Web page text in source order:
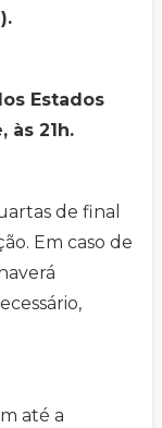
Estados
às 21h.
de final
Em caso de
até a